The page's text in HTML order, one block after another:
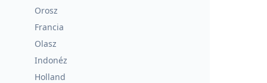
Orosz
Francia
Olasz
Indonéz
Holland